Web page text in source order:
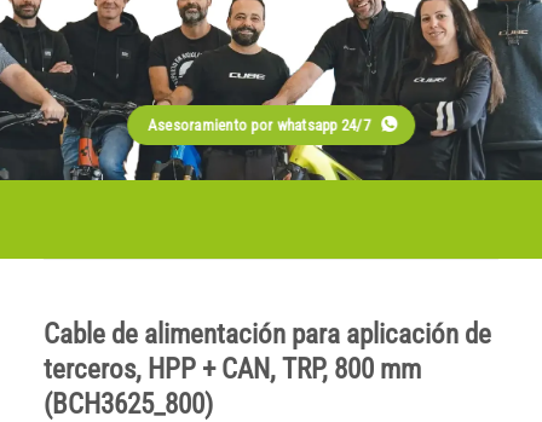
Asesoramiento por whatsapp 24/7
Cable de alimentación para aplicación de
terceros, HPP + CAN, TRP, 800 mm
(BCH3625_800)